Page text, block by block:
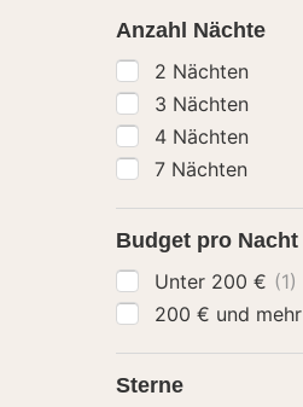
Anzahl Nächte
2 Nächten
3 Nächten
4 Nächten
7 Nächten
Budget pro Nacht
Unter 200 € (1)
200 € und mehr
Sterne